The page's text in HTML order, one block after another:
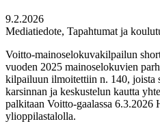
9.2.2026
Mediatiedote, Tapahtumat ja
Voitto-mainoselokuvakilpailun
vuoden 2025 mainoselokuvien
kilpailuun ilmoitettiin n. 140, joista
karsinnan ja keskustelun kautta
palkitaan Voitto-gaalassa 6.3.2026
ylioppilastalolla.